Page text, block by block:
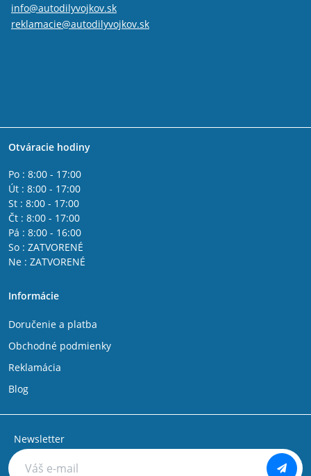
info@autodilyvojkov.sk
reklamacie@autodilyvojkov.sk
Otváracie hodiny
Po : 8:00 - 17:00
Út : 8:00 - 17:00
St : 8:00 - 17:00
Čt : 8:00 - 17:00
Pá : 8:00 - 16:00
So : ZATVORENÉ
Ne : ZATVORENÉ
Informácie
Doručenie a platba
Obchodné podmienky
Reklamácia
Blog
Newsletter